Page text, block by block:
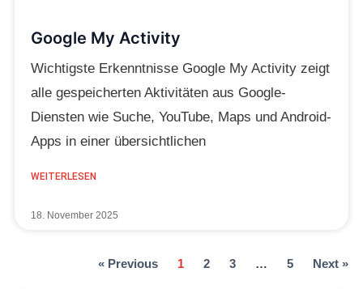
Google My Activity
Wichtigste Erkenntnisse Google My Activity zeigt
alle gespeicherten Aktivitäten aus Google-
Diensten wie Suche, YouTube, Maps und Android-
Apps in einer übersichtlichen
WEITERLESEN
18. November 2025
« Previous 1 2 3 … 5 Next »